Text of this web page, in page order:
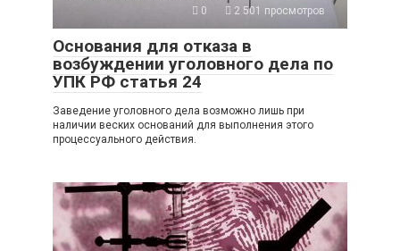
0
2 501 просмотров
Основания для отказа в
возбуждении уголовного дела по
УПК РФ статья 24
Заведение уголовного дела возможно лишь при
наличии веских оснований для выполнения этого
процессуального действия.